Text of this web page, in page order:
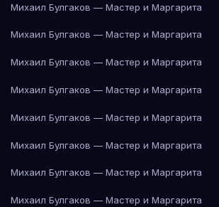
Михаил Булгаков — Мастер и Маргарита
Михаил Булгаков — Мастер и Маргарита
Михаил Булгаков — Мастер и Маргарита
Михаил Булгаков — Мастер и Маргарита
Михаил Булгаков — Мастер и Маргарита
Михаил Булгаков — Мастер и Маргарита
Михаил Булгаков — Мастер и Маргарита
Михаил Булгаков — Мастер и Маргарита